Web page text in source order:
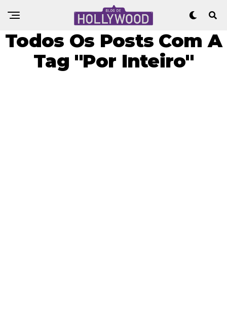
Todos Os Posts Com A
Tag "Por Inteiro"